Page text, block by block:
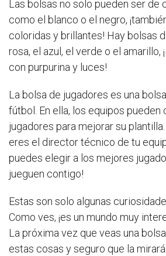
Las bolsas no solo pueden ser de
como el blanco o el negro,
coloridas y brillantes! Hay bolsas
rosa, el azul, el verde o el amarillo,
con purpurina y luces!
La bolsa de jugadores es una
fútbol. En ella, los equipos
jugadores para mejorar su plantilla.
eres el director técnico de tu
puedes elegir a los mejores
jueguen contigo!
Estas son solo algunas
Como ves, ¡es un mundo muy
La próxima vez que veas una
estas cosas y seguro que la